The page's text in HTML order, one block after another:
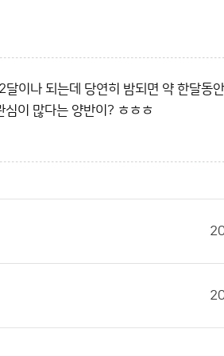
이나 되는데 당연히 밤되면 약 한달동안
이 많다는 양반이? ㅎㅎㅎ